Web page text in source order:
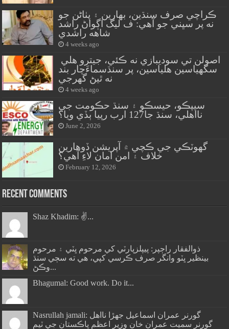
ڪراچي صرف سنڌين، بهارين ۽ پٺاڻن جو
نه پر سڀني جو آهي: ف ليگ اڳواڻ راشد
شاهه راشدي
4 weeks ago
سگهياسين هلياسين، پر سنڌسماءَچار بند
نه ٿيڻ گهرجي
4 weeks ago
سيپڪو، حيسڪو ۽ سنڌ حڪومت جي
نااهلي، سنڌ جا127 ارب رپيا ٻڏي ويا؟
June 2, 2026
گهوٽڪي جي ڪچي ۾ آپريشن ڏوهارين
خلاف ۽ امن امان لاءِ آهي؟
February 12, 2026
Recent Comments
Shaz Khadim: ✌️...
ذوالفقار راڄپر: پيپلزپارٽي کي مرحوم ڀٽي ۽ مرحوم
بينظير ڀٽو وانگر صرف ڪرسي کپي، هي ته سڄي سنڌ
وڪڻ...
Bhagumal: Good work. Do it...
Nasrullah jamali: گورنر عمران اسماعيل جھڙا نااهل
گورنر سميت عمران خان وزير اعظم پاڪستان جي ٽيم